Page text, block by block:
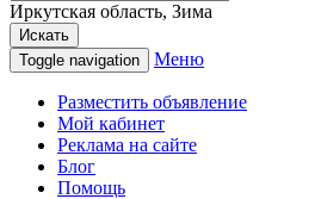
Иркутская область, Зима
Искать
Toggle navigation
Меню
Разместить объявление
Мой кабинет
Реклама на сайте
Блог
Помощь